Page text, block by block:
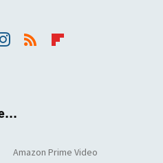
Amazon Prime Video